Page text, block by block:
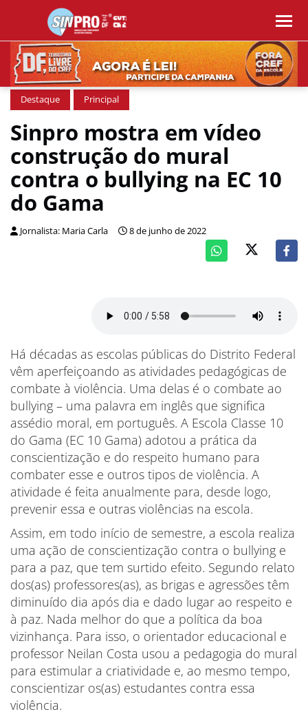
Destaque Principal
Sinpro mostra em vídeo
construção do mural
contra o bullying na EC 10
do Gama
Jornalista: Maria Carla 8 de junho de 2022
Há décadas as escolas públicas do Distrito Federal
vêm aperfeiçoando as atividades pedagógicas de
combate à violência. Uma delas é o combate ao
bullying – uma palavra em inglês que significa
assédio moral, em português. A Escola Classe 10
do Gama (EC 10 Gama) adotou a prática da
conscientização e do respeito humano para
combater esse e outros tipos de violência. A
atividade é feita anualmente para, desde logo,
prevenir essa e outras violências na escola.
Assim, em todo início de semestre, a escola realiza
uma ação de conscientização contra o bullying e
para a paz, que tem surtido efeito. Segundo relato
dos(as) professores(as), as brigas e agressões têm
diminuído dia após dia e dado lugar ao respeito e
à paz. Nada melhor do que a política da boa
vizinhança. Para isso, o orientador educacional e
professor Neilan Costa usou a pedagogia do mural
para estimular a criatividade e, ao mesmo tempo,
conscientizar os(as) estudantes contra essa
violência.